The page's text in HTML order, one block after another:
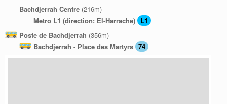
Bachdjerrah Centre (216m)
Metro L1 (direction: El-Harrache) L1
Poste de Bachdjerrah (356m)
Bachdjerrah - Place des Martyrs 74